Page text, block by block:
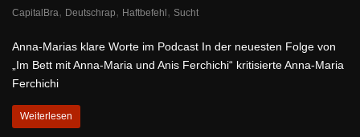
CapitalBra, Deutschrap, Haftbefehl , Sucht
Anna-Marias klare Worte im Podcast In der neuesten Folge von
„Im Bett mit Anna-Maria und Anis Ferchichi“ kritisierte Anna-Maria
Ferchichi
Weiterlesen